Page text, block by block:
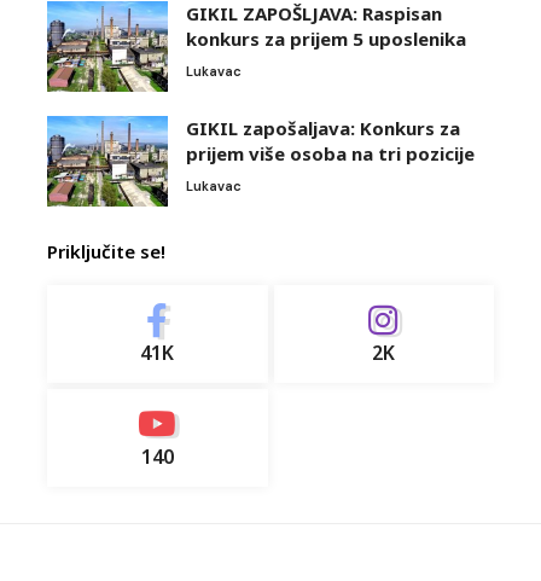
GIKIL ZAPOŠLJAVA: Raspisan
konkurs za prijem 5 uposlenika
Lukavac
GIKIL zapošaljava: Konkurs za
prijem više osoba na tri pozicije
Lukavac
Priključite se!
41K 2K
140